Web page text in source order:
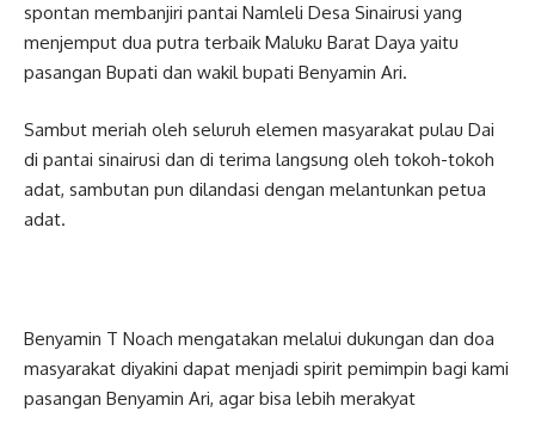
spontan membanjiri pantai Namleli Desa Sinairusi yang
menjemput dua putra terbaik Maluku Barat Daya yaitu
pasangan Bupati dan wakil bupati Benyamin Ari.
Sambut meriah oleh seluruh elemen masyarakat pulau Dai
di pantai sinairusi dan di terima langsung oleh tokoh-tokoh
adat, sambutan pun dilandasi dengan melantunkan petua
adat.
Benyamin T Noach mengatakan melalui dukungan dan doa
masyarakat diyakini dapat menjadi spirit pemimpin bagi kami
pasangan Benyamin Ari, agar bisa lebih merakyat